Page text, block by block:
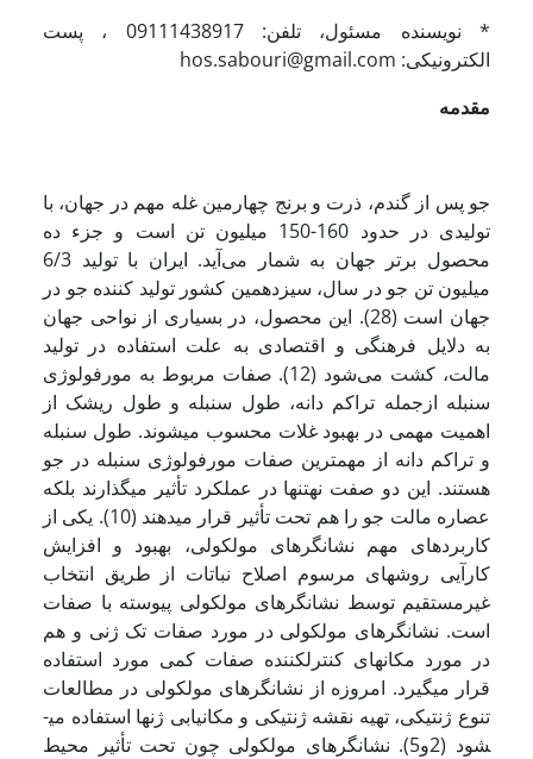
* نویسنده مسئول، تلفن: 09111438917 ، پست
الکترونیکی: hos.sabouri@gmail.com
مقدمه
جو پس از گندم، ذرت و برنج چهارمین غله مهم در جهان، با
تولیدی در حدود 160-150 میلیون تن است و جزء ده
محصول برتر جهان به­ شمار می‌آید. ایران با تولید 6/3
میلیون تن جو در سال، سیزدهمین کشور تولید کننده جو در
جهان است (28). این محصول، در بسیاری از نواحی جهان
به دلایل فرهنگی و اقتصادی به علت استفاده در تولید
مالت، کشت می‌شود (12). صفات مربوط به مورفولوژی
سنبله ازجمله تراکم دانه، طول سنبله و طول ریشک از
اهمیت مهمی در بهبود غلات محسوب می­شوند. طول سنبله
و تراکم دانه از مهم­ترین صفات مورفولوژی سنبله در جو
هستند. این دو صفت نه­تنها در عملکرد تأثیر می­گذارند بلکه
عصاره مالت جو را هم تحت تأثیر قرار می­دهند (10). یکی از
کاربردهای مهم نشانگرهای مولکولی، بهبود و افزایش
کارآیی روشهای مرسوم اصلاح نباتات از طریق انتخاب
غیرمستقیم توسط نشانگرهای مولکولی پیوسته با صفات
است. نشانگرهای مولکولی در مورد صفات تک ژنی و هم
در مورد مکانهای کنترل­کننده صفات کمی مورد استفاده
قرار می­گیرد. امروزه از نشانگرهای مولکولی در مطالعات
تنوع ژنتیکی، تهیه نقشه ژنتیکی و مکان­یابی ژنها استفاده می­
شود (2و5). نشانگرهای مولکولی چون تحت تأثیر محیط